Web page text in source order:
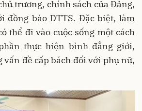
trương, chính sách của Đảng,
đồng bào DTTS. Đặc biệt, làm
thể đi vào cuộc sống một cách
thực hiện bình đẳng giới,
đề cấp bách đối với phụ nữ,